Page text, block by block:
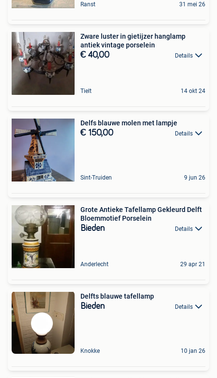
Ranst 31 mei 26
Zware luster in gietijzer hanglamp
antiek vintage porselein
€ 40,00 Details
Tielt 14 okt 24
Delfs blauwe molen met lampje
€ 150,00 Details
Sint-Truiden 9 jun 26
Grote Antieke Tafellamp Gekleurd Delft
Bloemmotief Porselein
Bieden Details
Anderlecht 29 apr 21
Delfts blauwe tafellamp
Bieden Details
Knokke 10 jan 26